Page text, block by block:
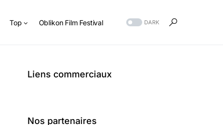
Top Oblikon Film Festival DARK
Liens commerciaux
Nos partenaires